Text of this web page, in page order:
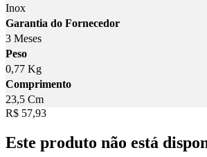
Inox
Garantia do Fornecedor
3 Meses
Peso
0,77 Kg
Comprimento
23,5 Cm
Price:
R$ 57,93
Este produto não está